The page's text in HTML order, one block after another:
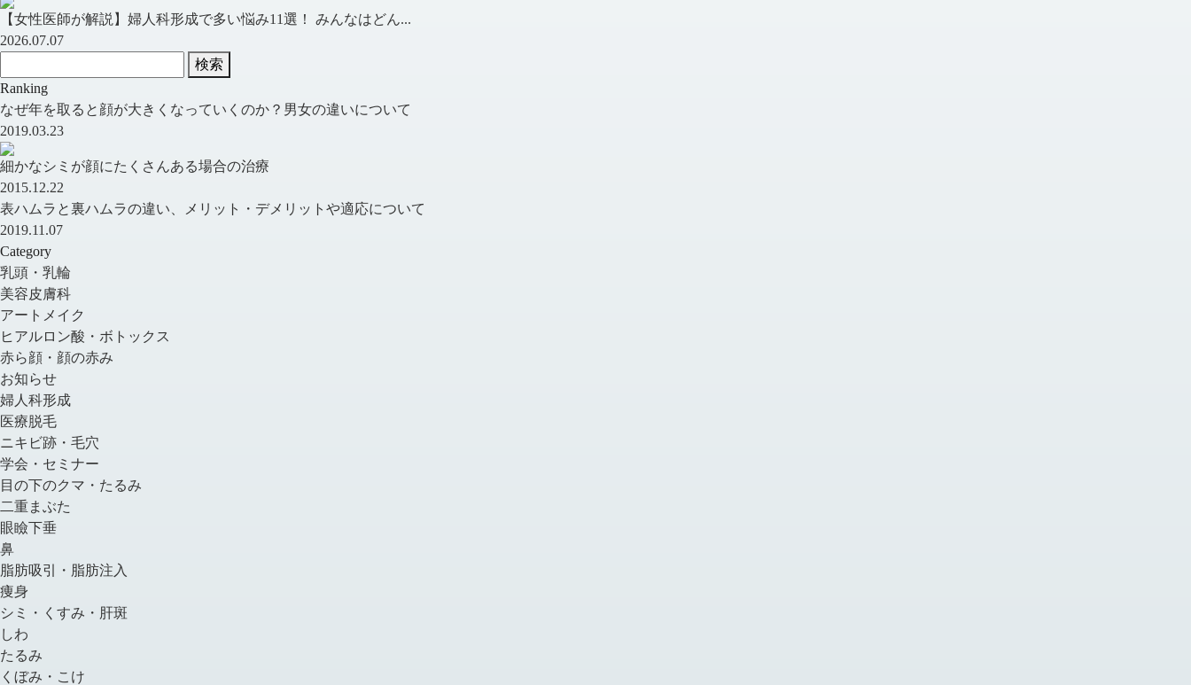
【女性医師が解説】婦人科形成で多い悩み11選！ みんなはどん...
2026.07.07
検索
Ranking
なぜ年を取ると顔が大きくなっていくのか？男女の違いについて
2019.03.23
細かなシミが顔にたくさんある場合の治療
2015.12.22
表ハムラと裏ハムラの違い、メリット・デメリットや適応について
2019.11.07
Category
乳頭・乳輪
美容皮膚科
アートメイク
ヒアルロン酸・ボトックス
赤ら顔・顔の赤み
お知らせ
婦人科形成
医療脱毛
ニキビ跡・毛穴
学会・セミナー
目の下のクマ・たるみ
二重まぶた
眼瞼下垂
鼻
脂肪吸引・脂肪注入
痩身
シミ・くすみ・肝斑
しわ
たるみ
くぼみ・こけ